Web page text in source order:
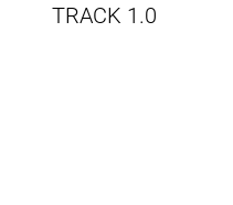
TRACK 1.0